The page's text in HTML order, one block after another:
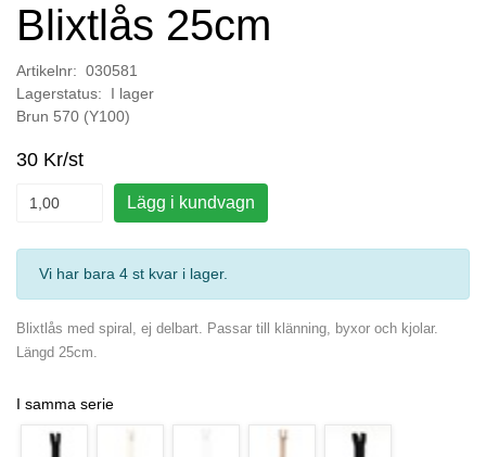
Blixtlås 25cm
Artikelnr: 030581
Lagerstatus: I lager
Brun 570 (Y100)
30 Kr/st
Lägg i kundvagn
Vi har bara 4 st kvar i lager.
Blixtlås med spiral, ej delbart. Passar till klänning, byxor och kjolar.
Längd 25cm.
I samma serie